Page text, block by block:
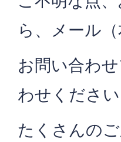
ら、メール
お問い合わ
わせください
たくさんの